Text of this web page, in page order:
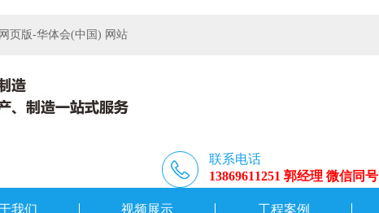
页版-华体会(中国) 网站
联系电话
13869611251 郭经理 微信同号
我们 视频展示 工程案例